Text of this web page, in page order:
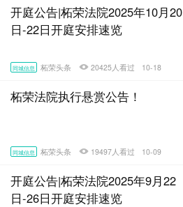
开庭公告|柘荣法院2025年10月20
日-22日开庭安排速览
同城信息 柘荣头条 20425人看过 10-18
柘荣法院执行悬赏公告！
同城信息 柘荣头条 19497人看过 10-09
开庭公告|柘荣法院2025年9月22
日-26日开庭安排速览